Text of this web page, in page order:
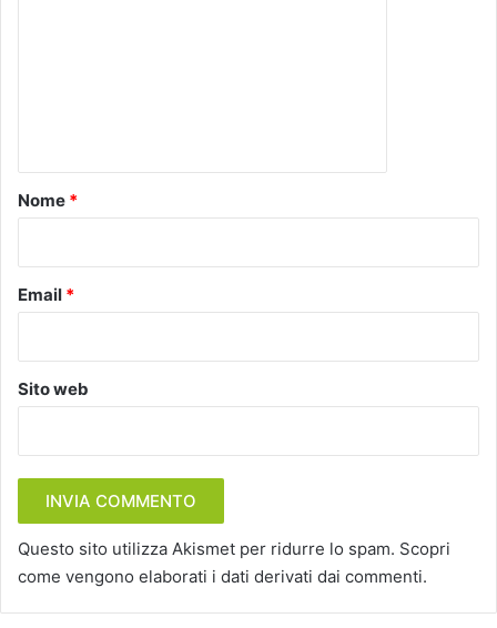
o
Nome *
Email *
Sito web
Questo sito utilizza Akismet per ridurre lo spam. Scopri
come vengono elaborati i dati derivati dai commenti.